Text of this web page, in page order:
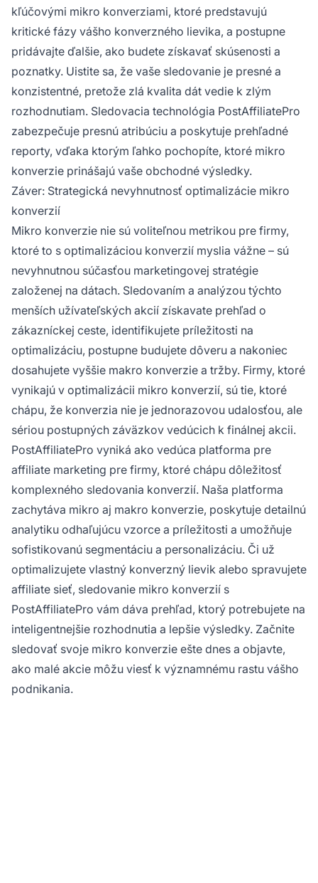
kľúčovými mikro konverziami, ktoré predstavujú
kritické fázy vášho konverzného lievika, a postupne
pridávajte ďalšie, ako budete získavať skúsenosti a
poznatky. Uistite sa, že vaše sledovanie je presné a
konzistentné, pretože zlá kvalita dát vedie k zlým
rozhodnutiam. Sledovacia technológia PostAffiliatePro
zabezpečuje presnú atribúciu a poskytuje prehľadné
reporty, vďaka ktorým ľahko pochopíte, ktoré mikro
konverzie prinášajú vaše obchodné výsledky.
Záver: Strategická nevyhnutnosť optimalizácie mikro
konverzií
Mikro konverzie nie sú voliteľnou metrikou pre firmy,
ktoré to s optimalizáciou konverzií myslia vážne – sú
nevyhnutnou súčasťou marketingovej stratégie
založenej na dátach. Sledovaním a analýzou týchto
menších užívateľských akcií získavate prehľad o
zákazníckej ceste, identifikujete príležitosti na
optimalizáciu, postupne budujete dôveru a nakoniec
dosahujete vyššie makro konverzie a tržby. Firmy, ktoré
vynikajú v optimalizácii mikro konverzií, sú tie, ktoré
chápu, že konverzia nie je jednorazovou udalosťou, ale
sériou postupných záväzkov vedúcich k finálnej akcii.
PostAffiliatePro vyniká ako vedúca platforma pre
affiliate marketing pre firmy, ktoré chápu dôležitosť
komplexného sledovania konverzií. Naša platforma
zachytáva mikro aj makro konverzie, poskytuje detailnú
analytiku odhaľujúcu vzorce a príležitosti a umožňuje
sofistikovanú segmentáciu a personalizáciu. Či už
optimalizujete vlastný konverzný lievik alebo spravujete
affiliate sieť, sledovanie mikro konverzií s
PostAffiliatePro vám dáva prehľad, ktorý potrebujete na
inteligentnejšie rozhodnutia a lepšie výsledky. Začnite
sledovať svoje mikro konverzie ešte dnes a objavte,
ako malé akcie môžu viesť k významnému rastu vášho
podnikania.